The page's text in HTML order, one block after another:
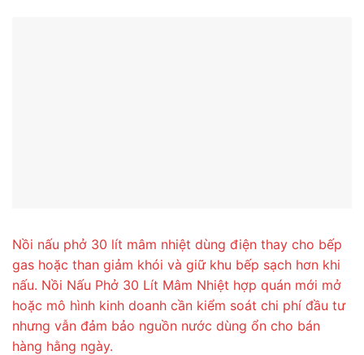
Nồi nấu phở 30 lít mâm nhiệt dùng điện thay cho bếp
gas hoặc than giảm khói và giữ khu bếp sạch hơn khi
nấu. Nồi Nấu Phở 30 Lít Mâm Nhiệt hợp quán mới mở
hoặc mô hình kinh doanh cần kiểm soát chi phí đầu tư
nhưng vẫn đảm bảo nguồn nước dùng ổn cho bán
hàng hằng ngày.